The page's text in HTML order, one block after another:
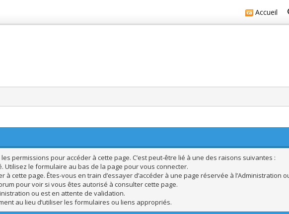
Accueil
permissions pour accéder à cette page. C’est peut-être lié à une des raisons suivantes :
Utilisez le formulaire au bas de la page pour vous connecter.
à cette page. Êtes-vous en train d’essayer d’accéder à une page réservée à l’Administration
pour voir si vous êtes autorisé à consulter cette page.
ou est en attente de validation.
au lieu d’utiliser les formulaires ou liens appropriés.